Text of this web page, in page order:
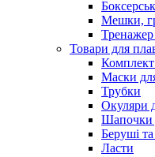
Мешки,
Товари для
Комплект
Маски
Трубки
Окуляри
Шапочки
Беруші
Ласти